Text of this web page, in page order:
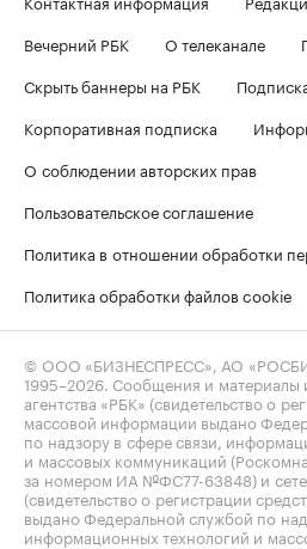
Вечерний РБК
О телеканале
Скрыть баннеры на РБК
Корпоративная подписка
О соблюдении авторских прав
Пользовательское соглашение
Политика в отношении обработки
Политика обработки файлов cookie
© ООО «БИЗНЕСПРЕСС», АО
1995–2026. Сообщения и
агентства «РБК» (свидетельство о
массовой информации выдано
по надзору в сфере связи,
и массовых коммуникаций
за номером ИА №ФС77-63848) и
(свидетельство о регистрации
выдано Федеральной службой по
информационных технологий и